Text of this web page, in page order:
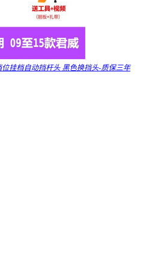
挂档自动挡杆头 黑色换挡头-质保三年